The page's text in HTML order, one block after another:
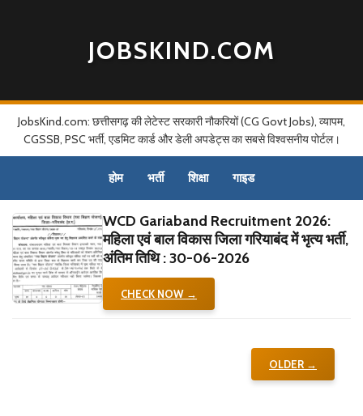
JOBSKIND.COM
JobsKind.com: छत्तीसगढ़ की लेटेस्ट सरकारी नौकरियों (CG Govt Jobs), व्यापम,
CGSSB, PSC भर्ती, एडमिट कार्ड और डेली अपडेट्स का सबसे विश्वसनीय पोर्टल।
होम भर्ती शिक्षा गाइड
WCD Gariaband Recruitment 2026:
महिला एवं बाल विकास जिला गरियाबंद में भृत्य भर्ती,
अंतिम तिथि : 30-06-2026
CHECK NOW →
OLDER →